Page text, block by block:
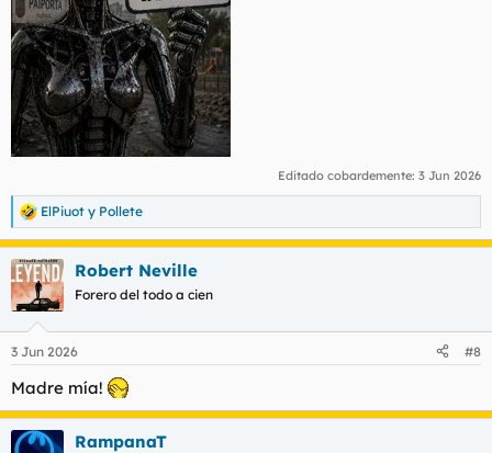
Editado cobardemente: 3 Jun 2026
R
e
a
c
c
i
e
:
ElPiuot y Pollete
Robert Neville
Forero del todo a cien
3 Jun 2026 #8
Madre mía!
RampanaT